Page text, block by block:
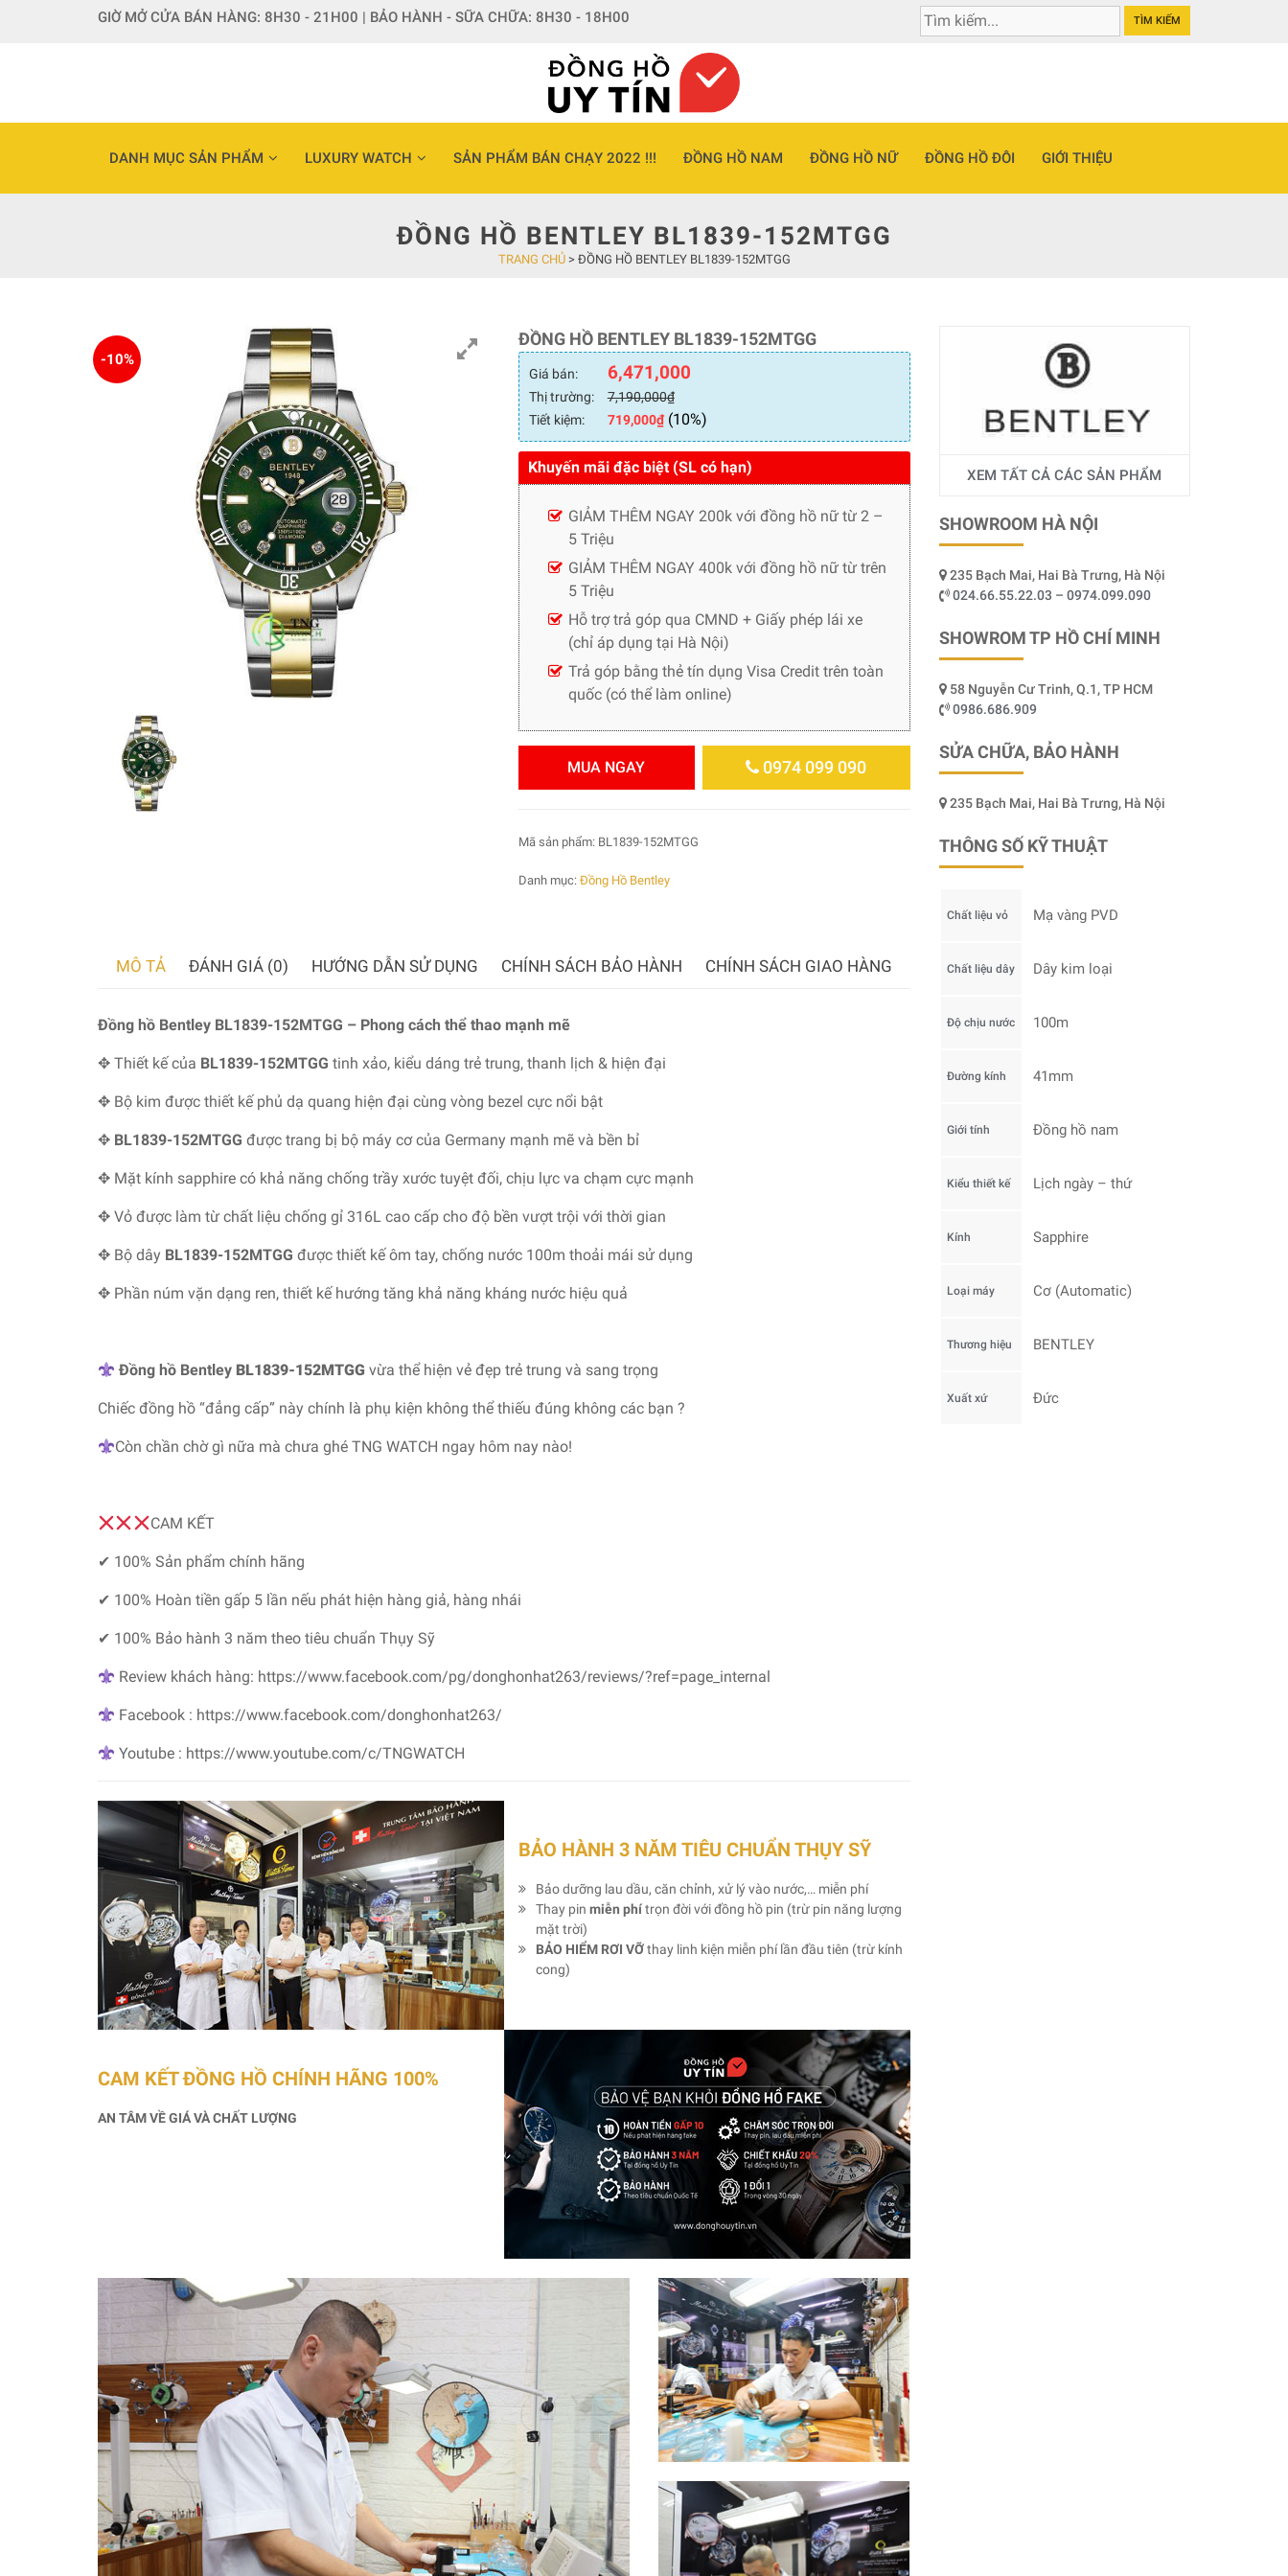
GIỜ MỞ CỬA BÁN HÀNG: 8H30 - 21H00 | BẢO HÀNH - SỮA CHỮA: 8H30 - 18H00 TÌM KIẾM
DANH MỤC SẢN PHẨM LUXURY WATCH SẢN PHẨM BÁN CHẠY 2022 !!! ĐỒNG HỒ NAM ĐỒNG HỒ NỮ ĐỒNG HỒ ĐÔI GIỚI THIỆU
ĐỒNG HỒ BENTLEY BL1839-152MTGG
TRANG CHỦ> ĐỒNG HỒ BENTLEY BL1839-152MTGG
-10%
ĐỒNG HỒ BENTLEY BL1839-152MTGG
Giá bán: 6,471,000
Thị trường: 7,190,000₫
Tiết kiệm:
719,000₫(10%)
Khuyến mãi đặc biệt (SL có hạn)
GIẢM THÊM NGAY 200k với đồng hồ nữ từ 2 –
5 Triệu
GIẢM THÊM NGAY 400k với đồng hồ nữ từ trên
5 Triệu
Hỗ trợ trả góp qua CMND + Giấy phép lái xe
(chỉ áp dụng tại Hà Nội)
Trả góp bằng thẻ tín dụng Visa Credit trên toàn
quốc (có thể làm online)
MUA NGAY 0974 099 090
Mã sản phẩm: BL1839-152MTGG
Danh mục: Đồng Hồ Bentley
MÔ TẢ ĐÁNH GIÁ (0) HƯỚNG DẪN SỬ DỤNG CHÍNH SÁCH BẢO HÀNH CHÍNH SÁCH GIAO HÀNG
Đồng hồ Bentley BL1839-152MTGG – Phong cách thể thao mạnh mẽ
✥ Thiết kế của BL1839-152MTGG tinh xảo, kiểu dáng trẻ trung, thanh lịch & hiện đại
✥ Bộ kim được thiết kế phủ dạ quang hiện đại cùng vòng bezel cực nổi bật
✥ BL1839-152MTGG được trang bị bộ máy cơ của Germany mạnh mẽ và bền bỉ
✥ Mặt kính sapphire có khả năng chống trầy xước tuyệt đối, chịu lực va chạm cực mạnh
✥ Vỏ được làm từ chất liệu chống gỉ 316L cao cấp cho độ bền vượt trội với thời gian
✥ Bộ dây BL1839-152MTGG được thiết kế ôm tay, chống nước 100m thoải mái sử dụng
✥ Phần núm vặn dạng ren, thiết kế hướng tăng khả năng kháng nước hiệu quả
Đồng hồ Bentley BL1839-152MTGG vừa thể hiện vẻ đẹp trẻ trung và sang trọng
Chiếc đồng hồ “đẳng cấp” này chính là phụ kiện không thể thiếu đúng không các bạn ?
Còn chần chờ gì nữa mà chưa ghé TNG WATCH ngay hôm nay nào!
CAM KẾT
✔ 100% Sản phẩm chính hãng
✔ 100% Hoàn tiền gấp 5 lần nếu phát hiện hàng giả, hàng nhái
✔ 100% Bảo hành 3 năm theo tiêu chuẩn Thụy Sỹ
Review khách hàng: https://www.facebook.com/pg/donghonhat263/reviews/?ref=page_internal
Facebook : https://www.facebook.com/donghonhat263/
Youtube : https://www.youtube.com/c/TNGWATCH
BẢO HÀNH 3 NĂM TIÊU CHUẨN THỤY SỸ
Bảo dưỡng lau dầu, căn chỉnh, xử lý vào nước,… miễn phí
Thay pin miễn phítrọn đời với đồng hồ pin (trừ pin năng lượng
mặt trời)
BẢO HIỂM RƠI VỠthay linh kiện miễn phí lần đầu tiên (trừ kính
cong)
CAM KẾT ĐỒNG HỒ CHÍNH HÃNG 100%
AN TÂM VỀ GIÁ VÀ CHẤT LƯỢNG
XEM TẤT CẢ CÁC SẢN PHẨM
SHOWROOM HÀ NỘI
235 Bạch Mai, Hai Bà Trưng, Hà Nội
024.66.55.22.03 – 0974.099.090
SHOWROM TP HỒ CHÍ MINH
58 Nguyễn Cư Trinh, Q.1, TP HCM
0986.686.909
SỬA CHỮA, BẢO HÀNH
235 Bạch Mai, Hai Bà Trưng, Hà Nội
THÔNG SỐ KỸ THUẬT
Chất liệu vỏ Mạ vàng PVD
Chất liệu dây Dây kim loại
Độ chịu nước 100m
Đường kính 41mm
Giới tính Đồng hồ nam
Kiểu thiết kế Lịch ngày – thứ
Kính Sapphire
Loại máy Cơ (Automatic)
Thương hiệu BENTLEY
Xuất xứ Đức